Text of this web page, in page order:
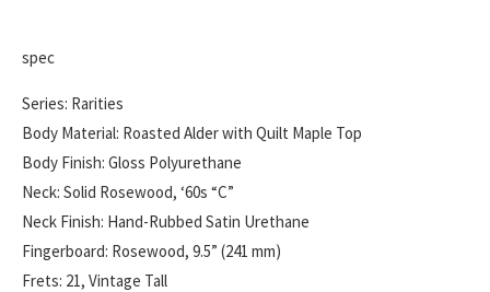
spec
Series: Rarities
Body Material: Roasted Alder with Quilt Maple Top
Body Finish: Gloss Polyurethane
Neck: Solid Rosewood, ‘60s “C”
Neck Finish: Hand-Rubbed Satin Urethane
Fingerboard: Rosewood, 9.5” (241 mm)
Frets: 21, Vintage Tall